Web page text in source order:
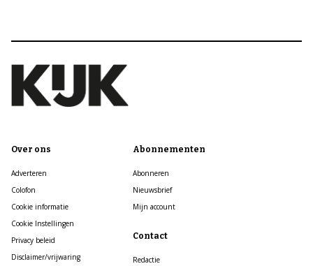
Over ons
Adverteren
Colofon
Cookie informatie
Cookie Instellingen
Privacy beleid
Disclaimer/vrijwaring
Abonnementen
Abonneren
Nieuwsbrief
Mijn account
Contact
Redactie